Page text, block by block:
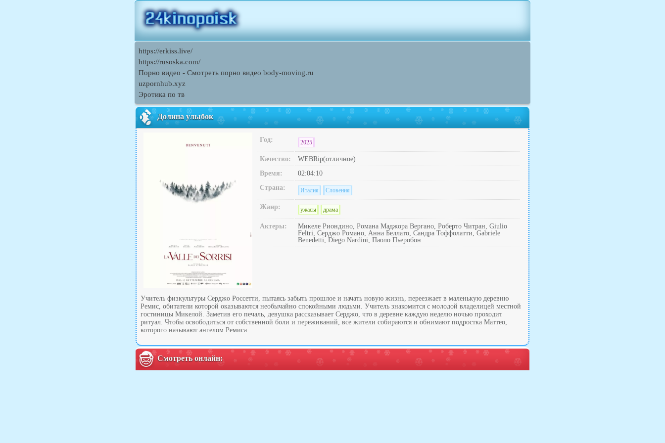
https://erkiss.live/
https://rusoska.com/
Порно видео - Смотреть порно видео body-moving.ru
uzpornhub.xyz
Эротика по тв
Долина улыбок
Год: 2025
Качество:
WEBRip(отличное)
Время:
02:04:10
Страна:
Италия Словения
Жанр: ужасы драма
Актеры:
Микеле Риондино, Романа Маджора Вергано, Роберто Читран, Giulio
Feltri, Серджо Романо, Анна Беллато, Сандра Тоффолатти, Gabriele
Benedetti, Diego Nardini, Паоло Пьеробон
Учитель физкультуры Серджо Россетти, пытаясь забыть прошлое и начать новую жизнь, переезжает в маленькую деревню
Ремис, обитатели которой оказываются необычайно спокойными людьми. Учитель знакомится с молодой владелицей местной
гостиницы Микелой. Заметив его печаль, девушка рассказывает Серджо, что в деревне каждую неделю ночью проходит
ритуал. Чтобы освободиться от собственной боли и переживаний, все жители собираются и обнимают подростка Маттео,
которого называют ангелом Ремиса.
Смотреть онлайн: